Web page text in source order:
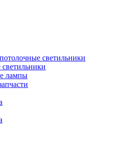
светильники
лампы